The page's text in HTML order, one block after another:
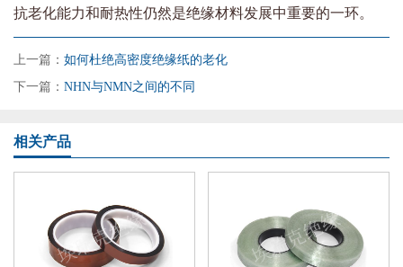
抗老化能力和耐热性仍然是绝缘材料发展中重要的一环。
上一篇： 如何杜绝高密度绝缘纸的老化
下一篇： NHN与NMN之间的不同
相关产品